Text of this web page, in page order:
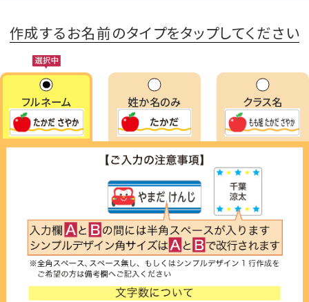
作成するお名前のタイプをタップしてください
フルネーム 姓か名のみ クラス名